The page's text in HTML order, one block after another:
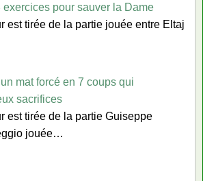
pour sauver la Dame
est tirée de la partie jouée entre Eltaj
mat forcé en 7 coups qui
sacrifices
est tirée de la partie Guiseppe
jouée…